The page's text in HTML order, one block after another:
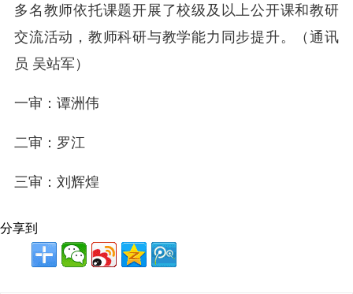
多名教师依托课题开展了校级及以上公开课和教研
交流活动，教师科研与教学能力同步提升。
（通讯
员 吴站军）
一审：谭洲伟
二审：罗江
三审：刘辉煌
分享到